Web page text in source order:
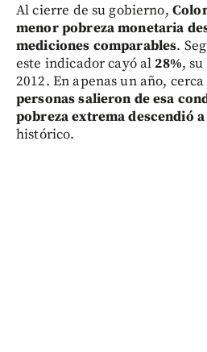
Al cierre de su gobierno,
menor pobreza monetaria
mediciones comparables.
este indicador cayó al28%,
2012. En apenas un año, cerca
personas salieron de esa
pobreza extrema descendió a
histórico.